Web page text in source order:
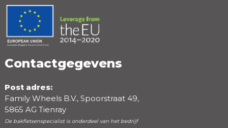
Positieve punten
Contactgegevens
Post adres:
Family Wheels B.V., Spoorstraat 49,
5865 AG Tienray
De bakfietsenspecialist is onderdeel van het bedrijf